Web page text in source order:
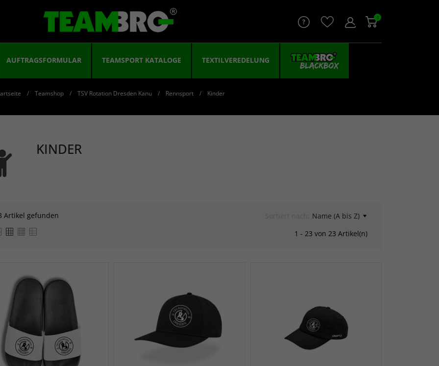
0
AUFTRAGSFORMULAR TEAMSPORT KATALOGE TEXTILVEREDELUNG
Teamshop TSV Rotation Dresden Kanu Rennsport Kinder
KINDER
Artikel gefunden
Name (A bis Z)
1 - 23 von 23 Artikel(n)